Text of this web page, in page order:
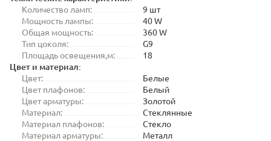
Количество ламп:
9 шт
Мощность лампы:
40 W
Общая мощность:
360 W
Тип цоколя:
G9
Площадь освещения,м:
18
Цвет и материал:
Цвет:
Белые
Цвет плафонов:
Белый
Цвет арматуры:
Золотой
Материал:
Стеклянные
Материал плафонов:
Стекло
Материал арматуры:
Металл